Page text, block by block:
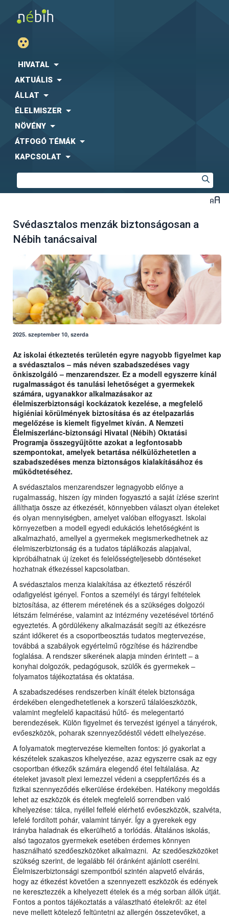
HIVATAL
AKTUÁLIS
ÁLLAT
ÉLELMISZER
NÖVÉNY
ÁTFOGÓ TÉMÁK
KAPCSOLAT
Svédasztalos menzák biztonságosan a
Nébih tanácsaival
2025. szeptember 10, szerda
Az iskolai étkeztetés területén egyre nagyobb figyelmet kap
a svédasztalos – más néven szabadszedéses vagy
önkiszolgáló – menzarendszer. Ez a modell egyszerre kínál
rugalmasságot és tanulási lehetőséget a gyermekek
számára, ugyanakkor alkalmazásakor az
élelmiszerbiztonsági kockázatok kezelése, a megfelelő
higiéniai körülmények biztosítása és az ételpazarlás
megelőzése is kiemelt figyelmet kíván. A Nemzeti
Élelmiszerlánc-biztonsági Hivatal (Nébih) Oktatási
Programja összegyűjtötte azokat a legfontosabb
szempontokat, amelyek betartása nélkülözhetetlen a
szabadszedéses menza biztonságos kialakításához és
működtetéséhez.
A svédasztalos menzarendszer legnagyobb előnye a
rugalmasság, hiszen így minden fogyasztó a saját ízlése szerint
állíthatja össze az étkezését, könnyebben választ olyan ételeket
és olyan mennyiségben, amelyet valóban elfogyaszt. Iskolai
környezetben a modell egyedi edukációs lehetőségként is
alkalmazható, amellyel a gyermekek megismerkedhetnek az
élelmiszerbiztonság és a tudatos táplálkozás alapjaival,
kipróbálhatnak új ízeket és felelősségteljesebb döntéseket
hozhatnak étkezéssel kapcsolatban.
A svédasztalos menza kialakítása az étkeztető részéről
odafigyelést igényel. Fontos a személyi és tárgyi feltételek
biztosítása, az étterem méretének és a szükséges dolgozói
létszám felmérése, valamint az intézmény vezetésével történő
egyeztetés. A gördülékeny alkalmazását segíti az étkezésre
szánt időkeret és a csoportbeosztás tudatos megtervezése,
továbbá a szabályok egyértelmű rögzítése és házirendbe
foglalása. A rendszer sikerének alapja minden érintett – a
konyhai dolgozók, pedagógusok, szülők és gyermekek –
folyamatos tájékoztatása és oktatása.
A szabadszedéses rendszerben kínált ételek biztonsága
érdekében elengedhetetlenek a korszerű tálalóeszközök,
valamint megfelelő kapacitású hűtő- és melegentartó
berendezések. Külön figyelmet és tervezést igényel a tányérok,
evőeszközök, poharak szennyeződéstől védett elhelyezése.
A folyamatok megtervezése kiemelten fontos: jó gyakorlat a
készételek szakaszos kihelyezése, azaz egyszerre csak az egy
csoportban étkezők számára elegendő étel feltálalása. Az
ételeket javasolt plexi lemezzel védeni a cseppfertőzés és a
fizikai szennyeződés elkerülése érdekében. Hatékony megoldás
lehet az eszközök és ételek megfelelő sorrendben való
kihelyezése: tálca, nyéllel felfelé elérhető evőeszközök, szalvéta,
lefelé fordított pohár, valamint tányér. Így a gyerekek egy
irányba haladnak és elkerülhető a torlódás. Általános iskolás,
alsó tagozatos gyermekek esetében érdemes könnyen
használható szedőeszközöket alkalmazni. Az szedőeszközöket
szükség szerint, de legalább fél óránként ajánlott cserélni.
Élelmiszerbiztonsági szempontból szintén alapvető elvárás,
hogy az étkezést követően a szennyezett eszközök és edények
ne keresztezzék a kihelyezett ételek és a még sorban állók útját.
Fontos a pontos tájékoztatás a választható ételekről: az étel
neve mellett kötelező feltüntetni az allergén összetevőket, a